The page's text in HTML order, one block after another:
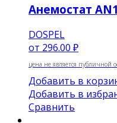
Анемостат
DOSPEL
от 296.00 ₽
цена не является публичной
Добавить в
Добавить в
Сравнить